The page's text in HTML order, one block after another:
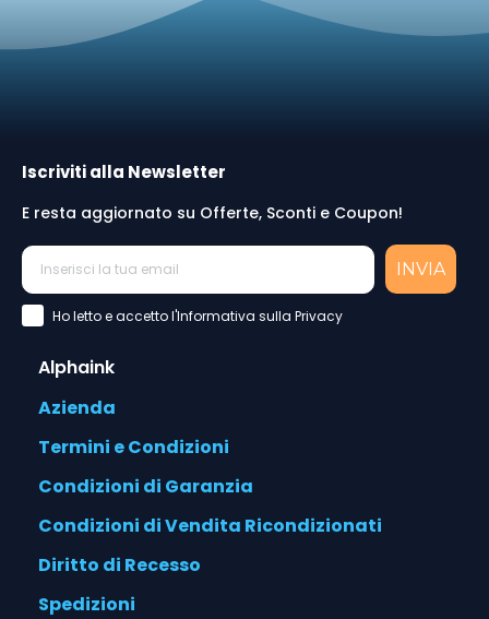
Iscriviti alla Newsletter
E resta aggiornato su Offerte, Sconti e Coupon!
INVIA
Accettazione Privacy Policy
Ho letto e accetto l'Informativa sulla Privacy
Alphaink
Azienda
Termini e Condizioni
Condizioni di Garanzia
Condizioni di Vendita Ricondizionati
Diritto di Recesso
Spedizioni